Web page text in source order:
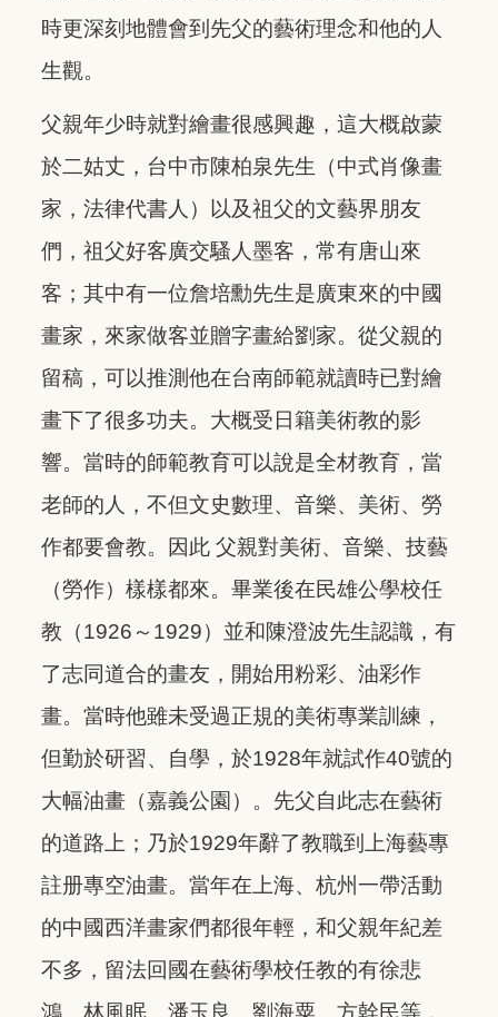
時更深刻地體會到先父的藝術理念和他的人
生觀。
父親年少時就對繪畫很感興趣，這大概啟蒙
於二姑丈，台中市陳柏泉先生（中式肖像畫
家，法律代書人）以及祖父的文藝界朋友
們，祖父好客廣交騷人墨客，常有唐山來
客；其中有一位詹培勳先生是廣東來的中國
畫家，來家做客並贈字畫給劉家。從父親的
留稿，可以推測他在台南師範就讀時已對繪
畫下了很多功夫。大概受日籍美術教的影
響。當時的師範教育可以說是全材教育，當
老師的人，不但文史數理、音樂、美術、勞
作都要會教。因此 父親對美術、音樂、技藝
（勞作）樣樣都來。畢業後在民雄公學校任
教（1926～1929）並和陳澄波先生認識，有
了志同道合的畫友，開始用粉彩、油彩作
畫。當時他雖未受過正規的美術專業訓練，
但勤於研習、自學，於1928年就試作40號的
大幅油畫（嘉義公園）。先父自此志在藝術
的道路上；乃於1929年辭了教職到上海藝專
註册專空油畫。當年在上海、杭州一帶活動
的中國西洋畫家們都很年輕，和父親年紀差
不多，留法回國在藝術學校任教的有徐悲
鴻、林風眠、潘玉良、劉海粟、方幹民等，